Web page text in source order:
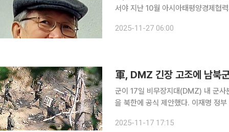
서야 지난 10월 아시아태평양경제협력체(APEC) 회의 때 도널드 트럼프 미국 대통령의 회동 제안을
담이 무산된 경험이 큰 부담으로 남아
2025-11-27 06:00
軍, DMZ 긴장 고조에 남북
군이 17일 비무장지대(DMZ) 내 군사
을 북한에 공식 제안했다. 이재명 정
회담 제안을 위한 담화'를 통해 "최근
2025-11-17 17:15